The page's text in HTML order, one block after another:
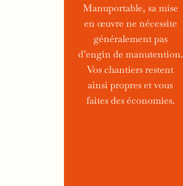
Manuportable, sa mise
en œuvre ne nécessite
généralement pas
d’engin de manutention.
Vos chantiers restent
ainsi propres et vous
faites des économies.